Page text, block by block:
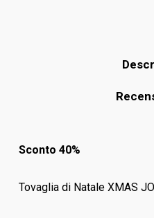
Sconto 40%
Tovaglia di Natale XMAS